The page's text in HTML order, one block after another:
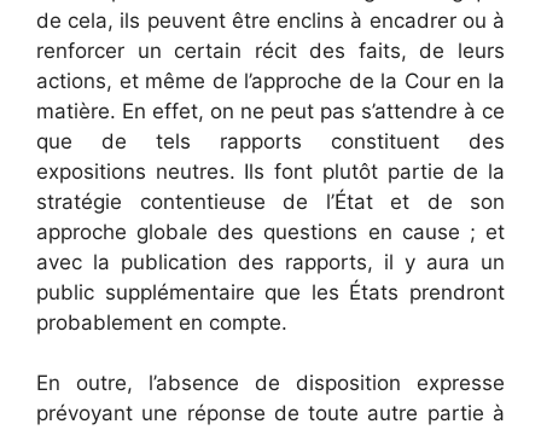
de cela, ils peuvent être enclins à encadrer ou à
renforcer un certain récit des faits, de leurs
actions, et même de l’approche de la Cour en la
matière. En effet, on ne peut pas s’attendre à ce
que de tels rapports constituent des
expositions neutres. Ils font plutôt partie de la
stratégie contentieuse de l’État et de son
approche globale des questions en cause ; et
avec la publication des rapports, il y aura un
public supplémentaire que les États prendront
probablement en compte.
En outre, l’absence de disposition expresse
prévoyant une réponse de toute autre partie à